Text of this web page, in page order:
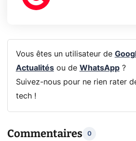
Vous êtes un utilisateur de
Actualitésou de WhatsApp?
Suivez-nous pour ne rien rater
tech !
Commentaires 0